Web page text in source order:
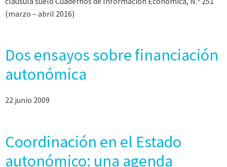
(marzo – abril 2016)
Dos ensayos sobre financiación
autonómica
22 junio 2009
Coordinación en el Estado
autonómico: una agenda